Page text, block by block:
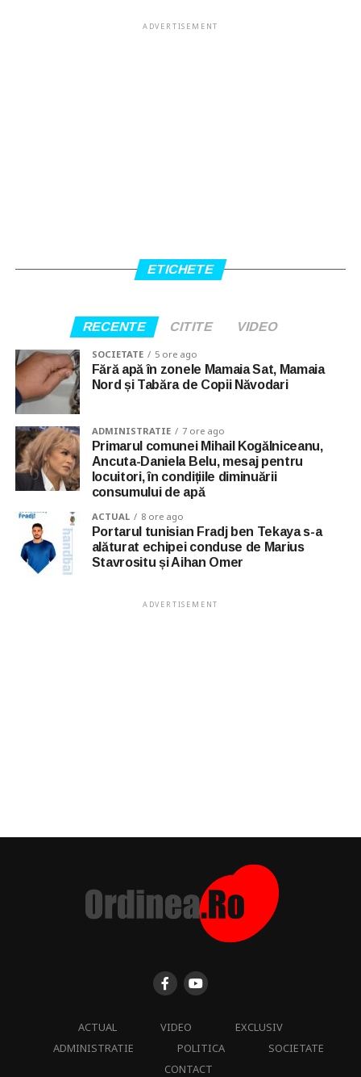
ADVERTISEMENT
ETICHETE
RECENTE CITITE VIDEO
SOCIETATE 5 ore ago
Fără apă în zonele Mamaia Sat, Mamaia
Nord și Tabăra de Copii Năvodari
ADMINISTRATIE 7 ore ago
Primarul comunei Mihail Kogălniceanu,
Ancuta-Daniela Belu, mesaj pentru
locuitori, în condițiile diminuării
consumului de apă
ACTUAL 8 ore ago
Portarul tunisian Fradj ben Tekaya s-a
alăturat echipei conduse de Marius
Stavrositu și Aihan Omer
ADVERTISEMENT
ACTUAL VIDEO
EXCLUSIV
ADMINISTRATIE
POLITICA
SOCIETATE
CONTACT